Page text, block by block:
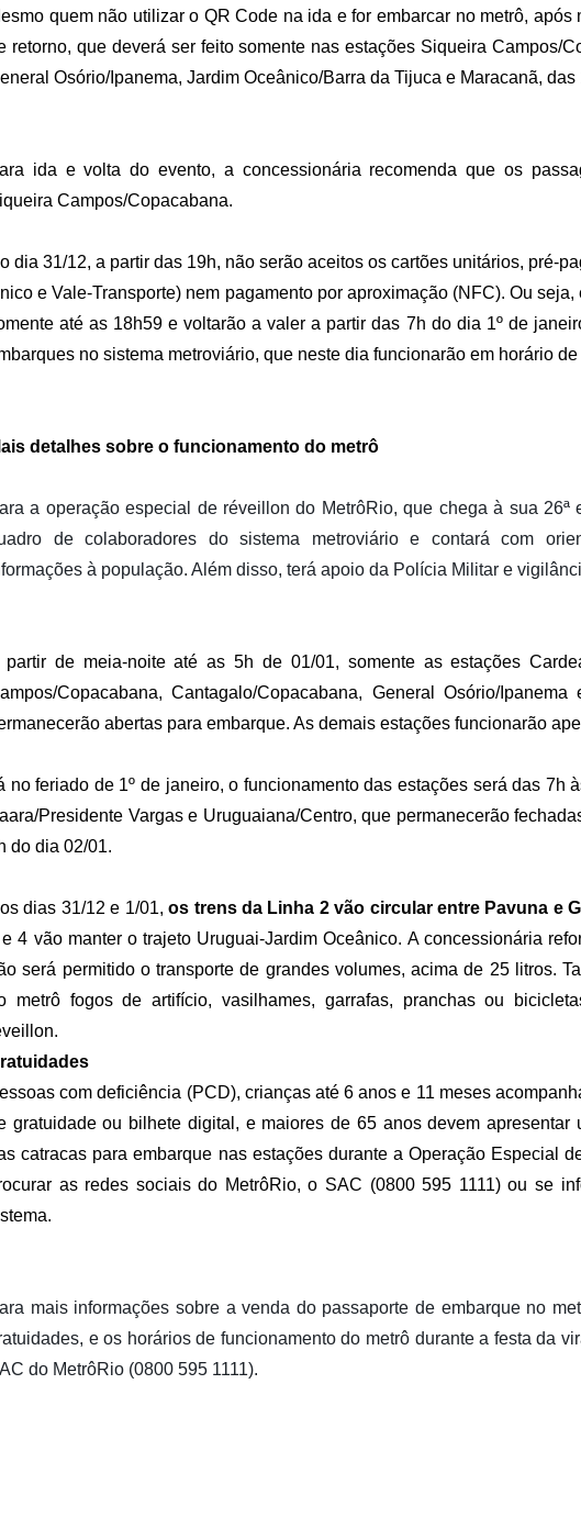
quem não utilizar o QR Code na ida e for embarcar no metrô,
retorno, que deverá ser feito somente nas estações Siqueira Campos/
Osório/Ipanema, Jardim Oceânico/Barra da Tijuca e Maracanã,
ida e volta do evento, a concessionária recomenda que os
Campos/Copacabana.
dia 31/12, a partir das 19h, não serão aceitos os cartões unitários, pré-
e Vale-Transporte) nem pagamento por aproximação (NFC). Ou
até as 18h59 e voltarão a valer a partir das 7h do dia 1º de
no sistema metroviário, que neste dia funcionarão em horário
detalhes sobre o funcionamento do metrô
a operação especial de réveillon do MetrôRio, que chega à sua 26ª
de colaboradores do sistema metroviário e contará com
à população. Além disso, terá apoio da Polícia Militar e
partir de meia-noite até as 5h de 01/01, somente as estações
Copacabana, Cantagalo/Copacabana, General Osório/
abertas para embarque. As demais estações funcionarão
no feriado de 1º de janeiro, o funcionamento das estações será das 7h
Presidente Vargas e Uruguaiana/Centro, que permanecerão
do dia 02/01.
dias 31/12 e 1/01,os trens da Linha 2 vão circular entre Pavuna e
4 vão manter o trajeto Uruguai-Jardim Oceânico. A concessionária
será permitido o transporte de grandes volumes, acima de 25 litros.
metrô fogos de artifício, vasilhames, garrafas, pranchas ou
com deficiência (PCD), crianças até 6 anos e 11 meses
gratuidade ou bilhete digital, e maiores de 65 anos devem apresentar
catracas para embarque nas estações durante a Operação Especial
as redes sociais do MetrôRio, o SAC (0800 595 1111) ou se
mais informações sobre a venda do passaporte de embarque no
e os horários de funcionamento do metrô durante a festa da
do MetrôRio (0800 595 1111).